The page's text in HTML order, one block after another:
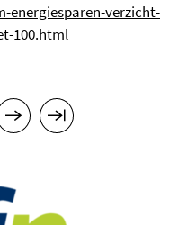
energiesparen-verzicht-
100.html